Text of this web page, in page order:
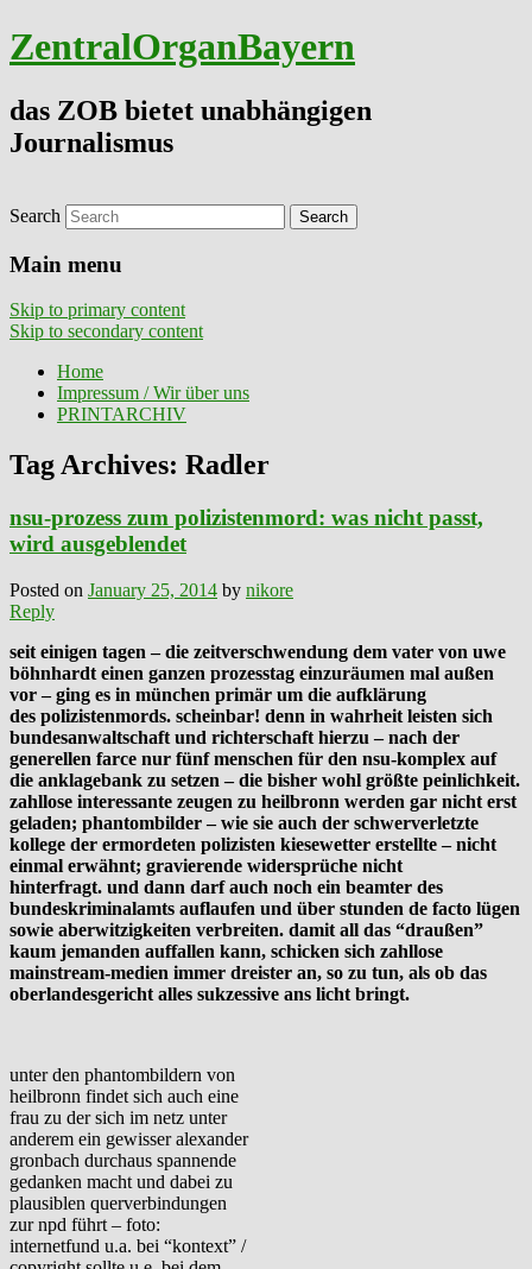
ZentralOrganBayern
das ZOB bietet unabhängigen
Journalismus
Search
Main menu
Skip to primary content
Skip to secondary content
Home
Impressum / Wir über uns
PRINTARCHIV
Tag Archives: Radler
nsu-prozess zum polizistenmord: was nicht passt,
wird ausgeblendet
Posted on January 25, 2014 by nikore
Reply
seit einigen tagen – die zeitverschwendung dem vater von uwe
böhnhardt einen ganzen prozesstag einzuräumen mal außen
vor – ging es in münchen primär um die aufklärung
des polizistenmords. scheinbar! denn in wahrheit leisten sich
bundesanwaltschaft und richterschaft hierzu – nach der
generellen farce nur fünf menschen für den nsu-komplex auf
die anklagebank zu setzen – die bisher wohl größte peinlichkeit.
zahllose interessante zeugen zu heilbronn werden gar nicht erst
geladen; phantombilder – wie sie auch der schwerverletzte
kollege der ermordeten polizisten kiesewetter erstellte – nicht
einmal erwähnt; gravierende widersprüche nicht
hinterfragt. und dann darf auch noch ein beamter des
bundeskriminalamts auflaufen und über stunden de facto lügen
sowie aberwitzigkeiten verbreiten. damit all das “draußen”
kaum jemanden auffallen kann, schicken sich zahllose
mainstream-medien immer dreister an, so zu tun, als ob das
oberlandesgericht alles sukzessive ans licht bringt.
unter den phantombildern von
heilbronn findet sich auch eine
frau zu der sich im netz unter
anderem ein gewisser alexander
gronbach durchaus spannende
gedanken macht und dabei zu
plausiblen querverbindungen
zur npd führt – foto:
internetfund u.a. bei “kontext” /